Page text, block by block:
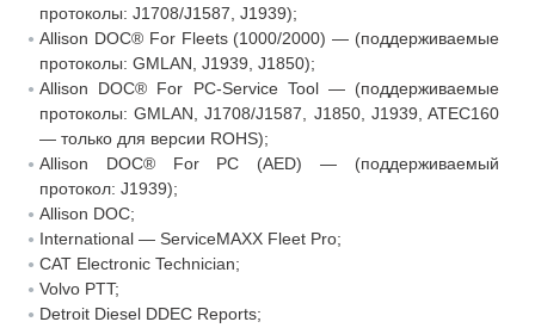
протоколы: J1708/J1587, J1939);
Allison DOC® For Fleets (1000/2000) — (поддерживаемые
протоколы: GMLAN, J1939, J1850);
Allison DOC® For PC-Service Tool — (поддерживаемые
протоколы: GMLAN, J1708/J1587, J1850, J1939, ATEC160
— только для версии ROHS);
Allison DOC® For PC (AED) — (поддерживаемый
протокол: J1939);
Allison DOC;
International — ServiceMAXX Fleet Pro;
CAT Electronic Technician;
Volvo PTT;
Detroit Diesel DDEC Reports;